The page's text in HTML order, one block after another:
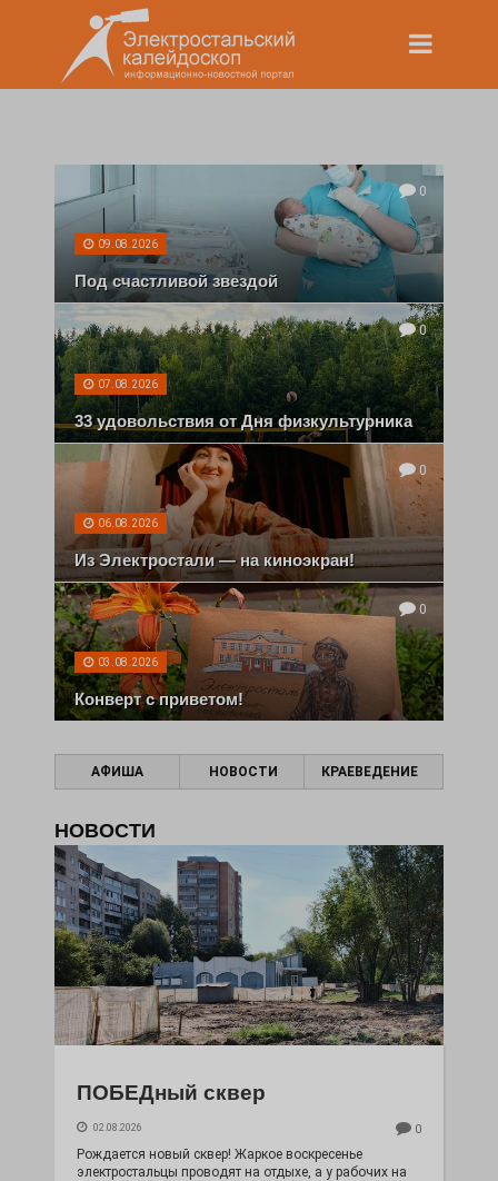
0
09.08.2026
Под счастливой звездой
0
07.08.2026
33 удовольствия от Дня физкультурника
0
06.08.2026
Из Электростали — на киноэкран!
0
03.08.2026
Конверт с приветом!
АФИША НОВОСТИ КРАЕВЕДЕНИЕ
НОВОСТИ
ПОБЕДный сквер
02.08.2026 0
Рождается новый сквер! Жаркое воскресенье
электростальцы проводят на отдыхе, а у рабочих на